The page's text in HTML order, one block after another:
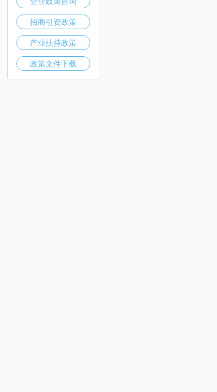
招商引资政策
产业扶持政策
政策文件下载